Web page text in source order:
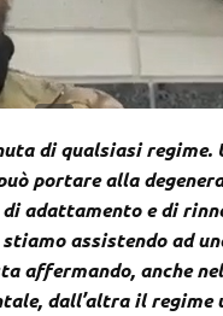
di qualsiasi regime.
portare alla
adattamento e di
assistendo ad
affermando, anche
dall’altra il regime